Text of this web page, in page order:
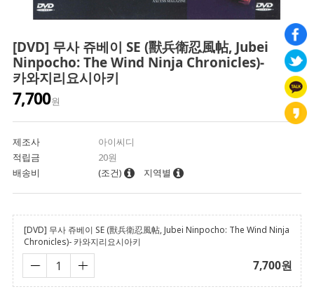
[DVD] 무사 쥬베이 SE (獸兵衛忍風帖, Jubei
Ninpocho: The Wind Ninja Chronicles)-
카와지리요시아키
7,700원
제조사
아이씨디
적립금
20원
배송비
(조건) 지역별
[DVD] 무사 쥬베이 SE (獸兵衛忍風帖, Jubei Ninpocho: The Wind Ninja
Chronicles)- 카와지리요시아키
7,700원